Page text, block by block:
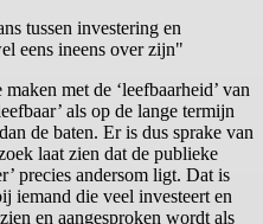
tussen investering en
eens ineens over zijn"
met de ‘leefbaarheid’ van
als op de lange termijn
de baten. Er is dus sprake van
laat zien dat de publieke
precies andersom ligt. Dat is
iemand die veel investeert en
en aangesproken wordt als